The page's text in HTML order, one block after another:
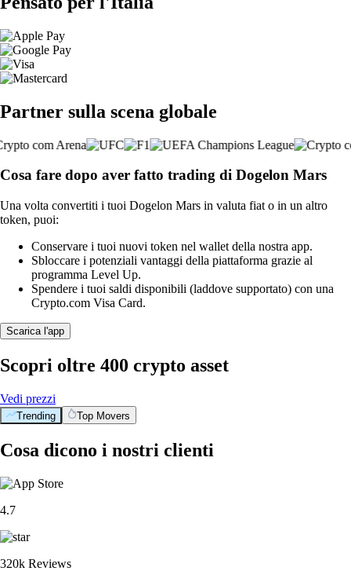
Partner sulla scena globale
Cosa fare dopo aver fatto trading di Dogelon Mars
Una volta convertiti i tuoi Dogelon Mars in valuta fiat o in un altro
token, puoi:
Conservare i tuoi nuovi token nel wallet della nostra app.
Sbloccare i potenziali vantaggi della piattaforma grazie al
programma Level Up.
Spendere i tuoi saldi disponibili (laddove supportato) con una
Crypto.com Visa Card.
Scarica l'app
Scopri oltre 400 crypto asset
Vedi prezzi
Trending Top Movers
Cosa dicono i nostri clienti
4.7
320k Reviews